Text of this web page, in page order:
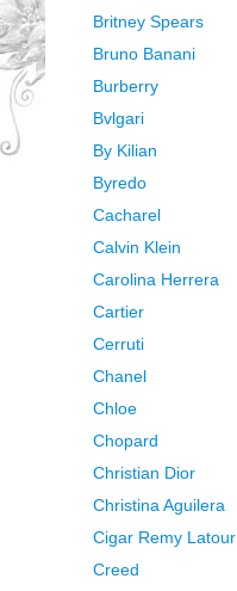
Britney Spears
Bruno Banani
Burberry
Bvlgari
By Kilian
Byredo
Cacharel
Calvin Klein
Carolina Herrera
Cartier
Cerruti
Chanel
Chloe
Chopard
Christian Dior
Christina Aguilera
Cigar Remy Latour
Creed